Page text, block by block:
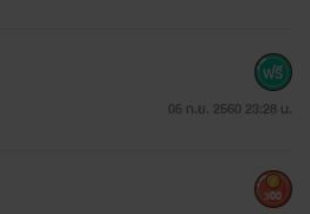
05 ก.ย. 2560 23:28 น.
300